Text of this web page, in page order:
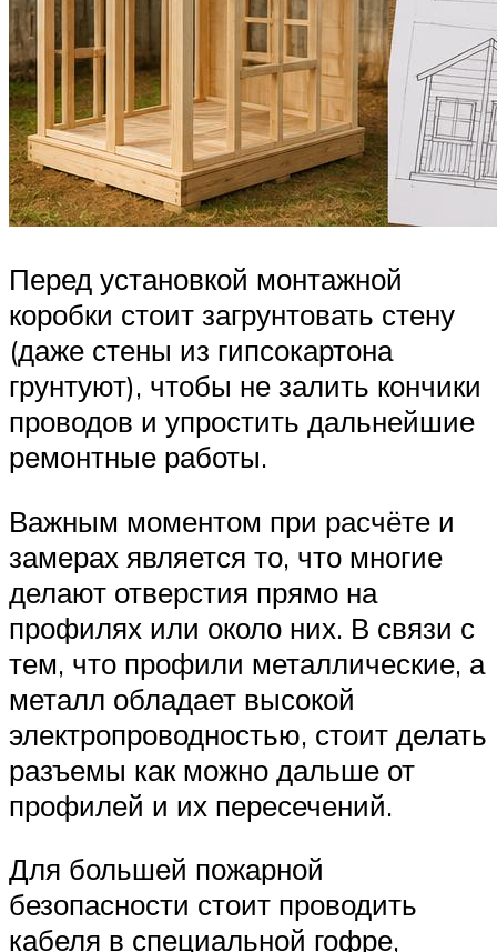
Перед установкой монтажной
коробки стоит загрунтовать стену
(даже стены из гипсокартона
грунтуют), чтобы не залить кончики
проводов и упростить дальнейшие
ремонтные работы.
Важным моментом при расчёте и
замерах является то, что многие
делают отверстия прямо на
профилях или около них. В связи с
тем, что профили металлические, а
металл обладает высокой
электропроводностью, стоит делать
разъемы как можно дальше от
профилей и их пересечений.
Для большей пожарной
безопасности стоит проводить
кабеля в специальной гофре,